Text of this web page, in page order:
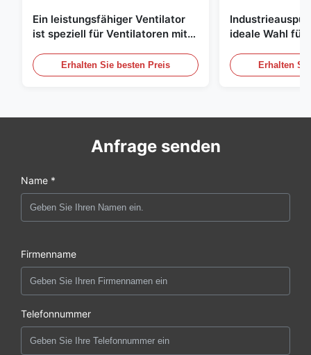
Ein leistungsfähiger Ventilator
ist speziell für Ventilatoren mit
mm und einem Luftvolumen von
120000 m3/h entwickelt.
Erhalten Sie besten Preis
ideale Wahl für
Erhalten
Anfrage senden
Name *
Firmenname
Telefonnummer